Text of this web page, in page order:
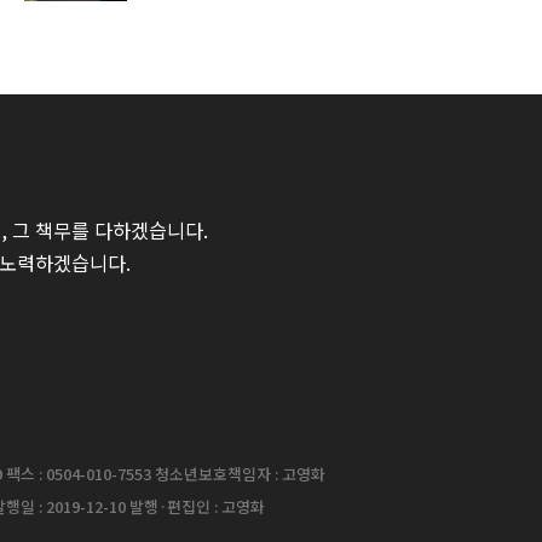
그 책무를 다하겠습니다.
력하겠습니다.
스 : 0504-010-7553 청소년보호책임자 : 고영화
일 : 2019-12-10 발행·편집인 : 고영화